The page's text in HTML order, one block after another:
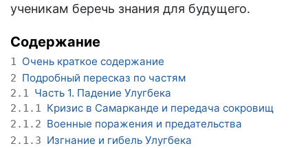
ученикам беречь знания для будущего.
Содержание
1 Очень краткое содержание
2 Подробный пересказ по частям
2.1 Часть 1. Падение Улугбека
2.1.1 Кризис в Самарканде и передача сокровищ
2.1.2 Военные поражения и предательства
2.1.3 Изгнание и гибель Улугбека